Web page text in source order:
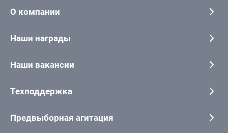
О компании
Наши награды
Наши вакансии
Техподдержка
Предвыборная агитация